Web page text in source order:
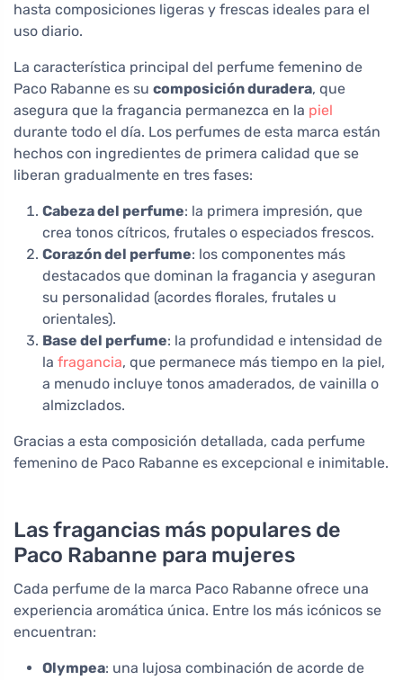
hasta composiciones ligeras y frescas ideales para el
uso diario.
La característica principal del perfume femenino de
Paco Rabanne es su composición duradera, que
asegura que la fragancia permanezca en la piel
durante todo el día. Los perfumes de esta marca están
hechos con ingredientes de primera calidad que se
liberan gradualmente en tres fases:
Cabeza del perfume: la primera impresión, que
crea tonos cítricos, frutales o especiados frescos.
Corazón del perfume: los componentes más
destacados que dominan la fragancia y aseguran
su personalidad (acordes florales, frutales u
orientales).
Base del perfume: la profundidad e intensidad de
la fragancia, que permanece más tiempo en la piel,
a menudo incluye tonos amaderados, de vainilla o
almizclados.
Gracias a esta composición detallada, cada perfume
femenino de Paco Rabanne es excepcional e inimitable.
Las fragancias más populares de
Paco Rabanne para mujeres
Cada perfume de la marca Paco Rabanne ofrece una
experiencia aromática única. Entre los más icónicos se
encuentran:
Olympea: una lujosa combinación de acorde de